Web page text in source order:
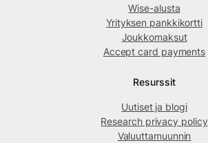
Wise-alusta
Yrityksen pankkikortti
Joukkomaksut
Accept card payments
Resurssit
Uutiset ja blogi
Research privacy policy
Valuuttamuunnin